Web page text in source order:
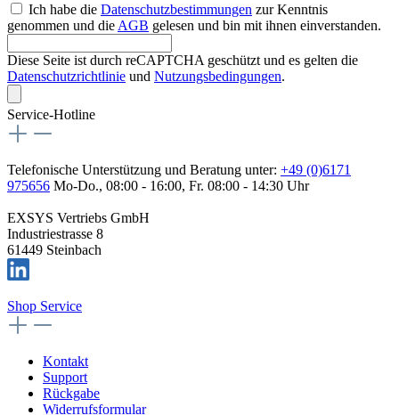
Ich habe die Datenschutzbestimmungen zur Kenntnis
genommen und die AGB gelesen und bin mit ihnen einverstanden.
Diese Seite ist durch reCAPTCHA geschützt und es gelten die
Datenschutzrichtlinie und Nutzungsbedingungen.
Service-Hotline
Telefonische Unterstützung und Beratung unter: +49 (0)6171
975656 Mo-Do., 08:00 - 16:00, Fr. 08:00 - 14:30 Uhr
EXSYS Vertriebs GmbH
Industriestrasse 8
61449 Steinbach
Shop Service
Kontakt
Support
Rückgabe
Widerrufsformular